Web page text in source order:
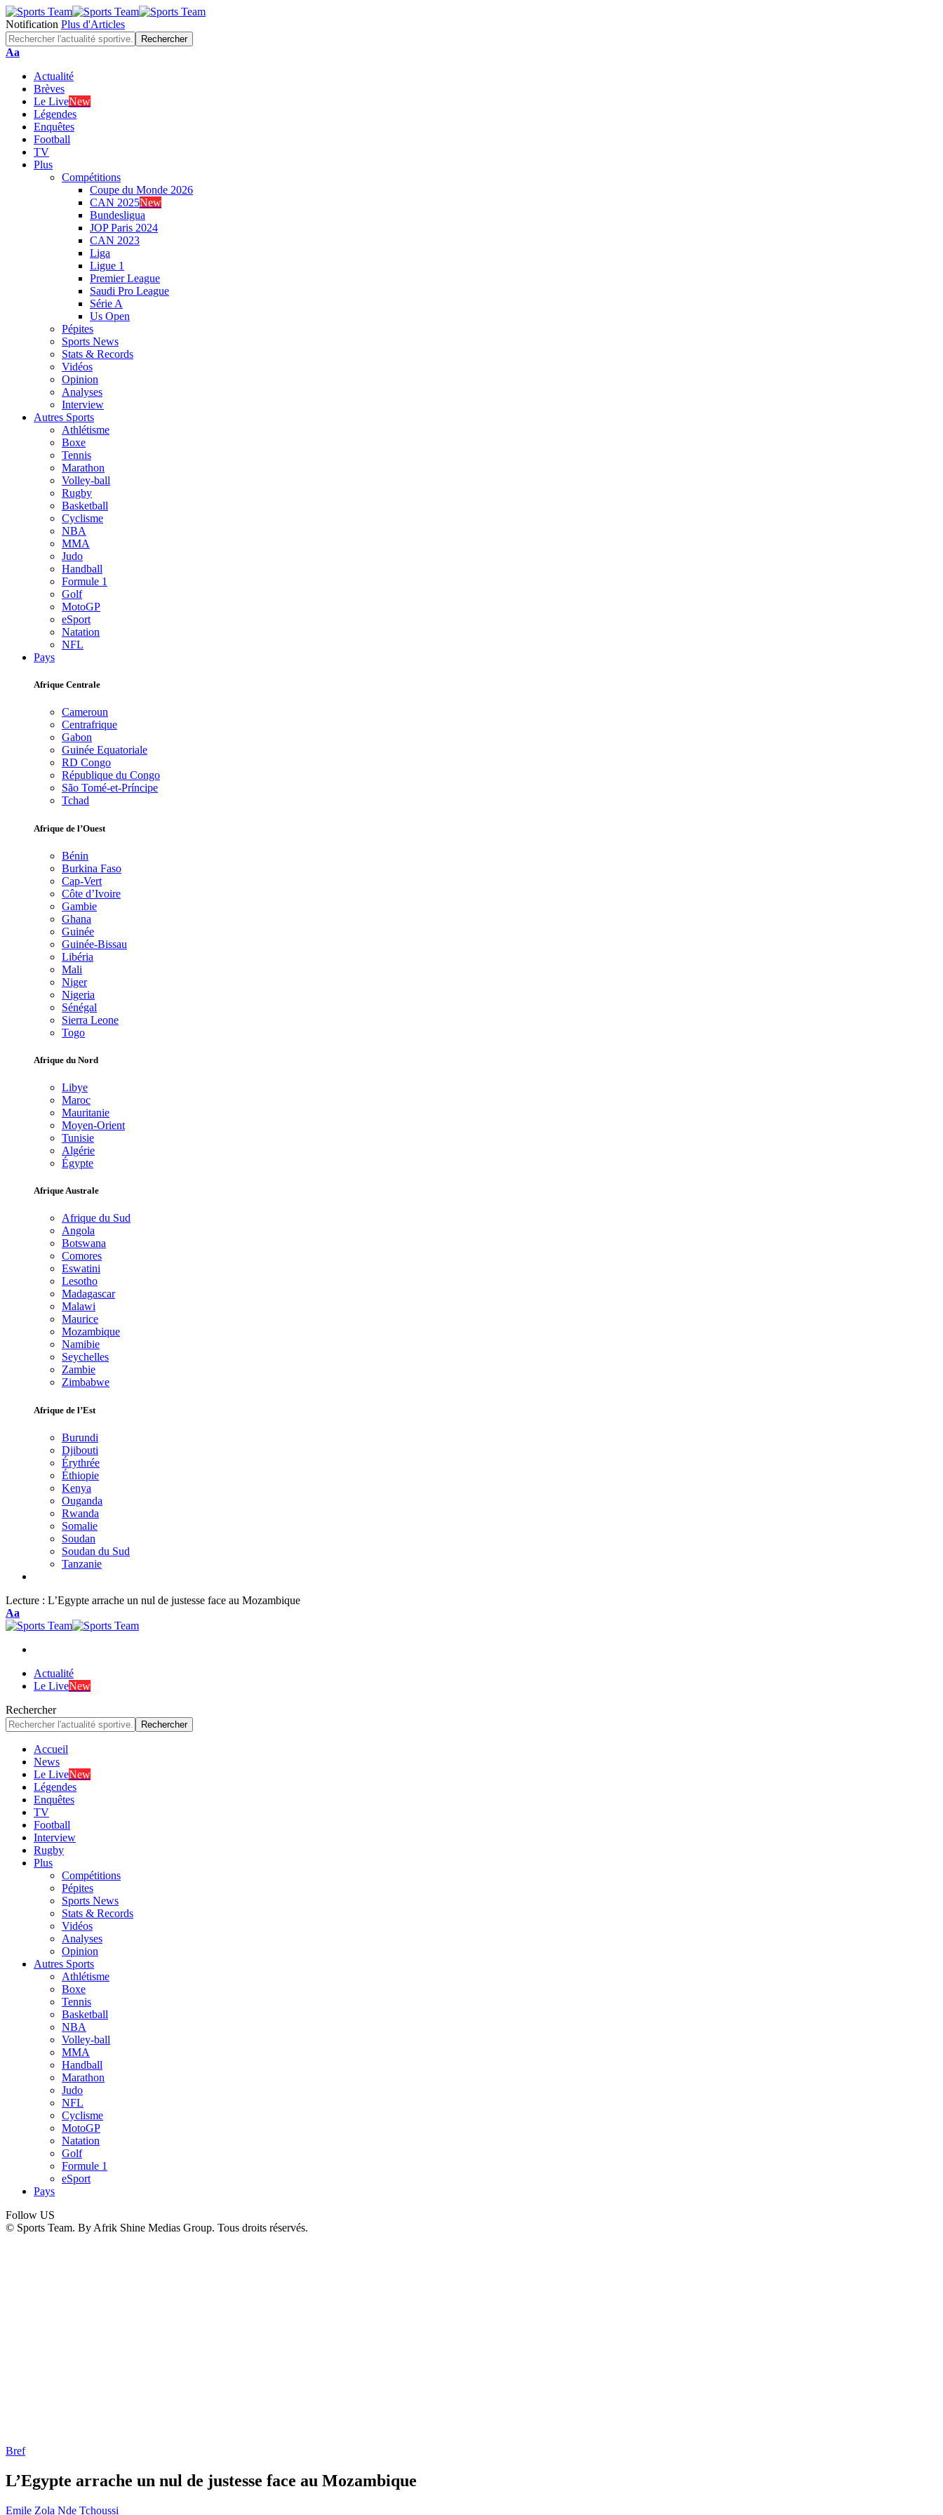
Notification Plus d'Articles
Font
Aa
Actualité
Brèves
Le LiveNew
Légendes
Enquêtes
Football
TV
Plus
Compétitions
Coupe du Monde 2026
CAN 2025New
Bundesligua
JOP Paris 2024
CAN 2023
Liga
Ligue 1
Premier League
Saudi Pro League
Série A
Us Open
Pépites
Sports News
Stats & Records
Vidéos
Opinion
Analyses
Interview
Autres Sports
Athlétisme
Boxe
Tennis
Marathon
Volley-ball
Rugby
Basketball
Cyclisme
NBA
MMA
Judo
Handball
Formule 1
Golf
MotoGP
eSport
Natation
NFL
Pays
Afrique Centrale
Cameroun
Centrafrique
Gabon
Guinée Equatoriale
RD Congo
République du Congo
São Tomé-et-Príncipe
Tchad
Afrique de l’Ouest
Bénin
Burkina Faso
Cap-Vert
Côte d’Ivoire
Gambie
Ghana
Guinée
Guinée-Bissau
Libéria
Mali
Niger
Nigeria
Sénégal
Sierra Leone
Togo
Afrique du Nord
Libye
Maroc
Mauritanie
Moyen-Orient
Tunisie
Algérie
Égypte
Afrique Australe
Afrique du Sud
Angola
Botswana
Comores
Eswatini
Lesotho
Madagascar
Malawi
Maurice
Mozambique
Namibie
Seychelles
Zambie
Zimbabwe
Afrique de l’Est
Burundi
Djibouti
Érythrée
Éthiopie
Kenya
Ouganda
Rwanda
Somalie
Soudan
Soudan du Sud
Tanzanie
Lecture : L’Egypte arrache un nul de justesse face au Mozambique
Font
Resizer
Aa
Actualité
Le LiveNew
Rechercher
Accueil
News
Le LiveNew
Légendes
Enquêtes
TV
Football
Interview
Rugby
Plus
Compétitions
Pépites
Sports News
Stats & Records
Vidéos
Analyses
Opinion
Autres Sports
Athlétisme
Boxe
Tennis
Basketball
NBA
Volley-ball
MMA
Handball
Marathon
Judo
NFL
Cyclisme
MotoGP
Natation
Golf
Formule 1
eSport
Pays
Follow US
© Sports Team. By Afrik Shine Medias Group. Tous droits réservés.
Bref
L’Egypte arrache un nul de justesse face au Mozambique
Emile Zola Nde Tchoussi